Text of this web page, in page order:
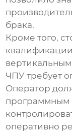
брака.
Кроме того,
ЧПУ требует
Оператор
программным
оперативно